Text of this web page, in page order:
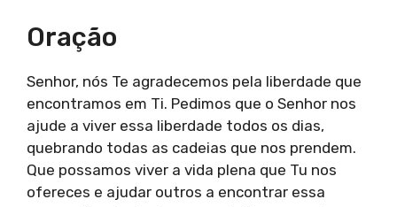
Oração
Senhor, nós Te agradecemos pela liberdade que
encontramos em Ti. Pedimos que o Senhor nos
ajude a viver essa liberdade todos os dias,
quebrando todas as cadeias que nos prendem.
Que possamos viver a vida plena que Tu nos
ofereces e ajudar outros a encontrar essa